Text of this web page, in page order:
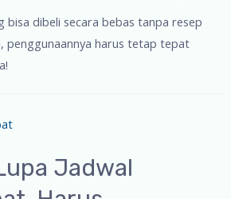
bisa dibeli secara bebas tanpa resep
penggunaannya harus tetap tepat
Jadwal